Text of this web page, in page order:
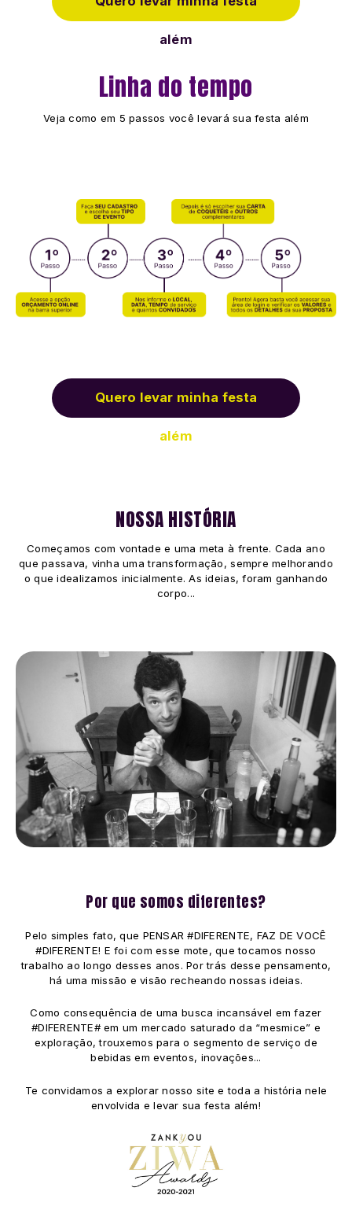
além
Linha do tempo
Veja como em 5 passos você levará sua festa além
Quero levar minha festa
além
NOSSA HISTÓRIA
Começamos com vontade e uma meta à frente. Cada ano
que passava, vinha uma transformação, sempre melhorando
o que idealizamos inicialmente. As ideias, foram ganhando
corpo...
Por que somos diferentes?
Pelo simples fato, que PENSAR #DIFERENTE, FAZ DE VOCÊ
#DIFERENTE! E foi com esse mote, que tocamos nosso
trabalho ao longo desses anos. Por trás desse pensamento,
há uma missão e visão recheando nossas ideias.
Como consequência de uma busca incansável em fazer
#DIFERENTE# em um mercado saturado da “mesmice” e
exploração, trouxemos para o segmento de serviço de
bebidas em eventos, inovações...
Te convidamos a explorar nosso site e toda a história nele
envolvida e levar sua festa além!